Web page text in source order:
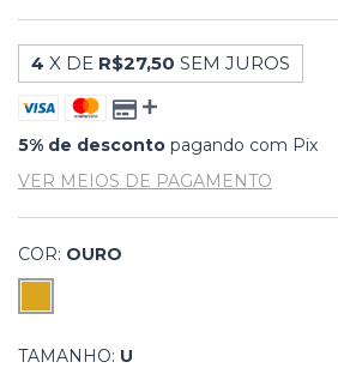
4 X DE R$27,50 SEM JUROS
5% de desconto pagando com Pix
VER MEIOS DE PAGAMENTO
COR: OURO
TAMANHO: U